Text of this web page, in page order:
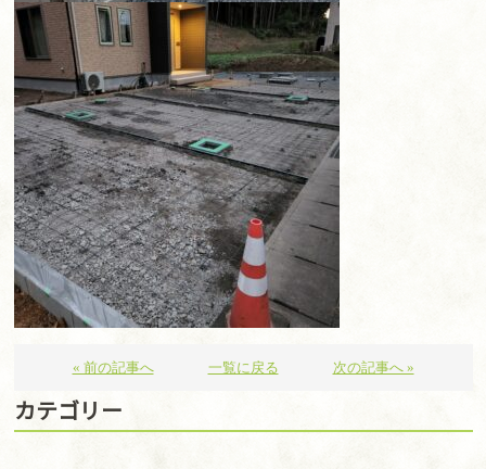
« 前の記事へ 一覧に戻る 次の記事へ »
カテゴリー